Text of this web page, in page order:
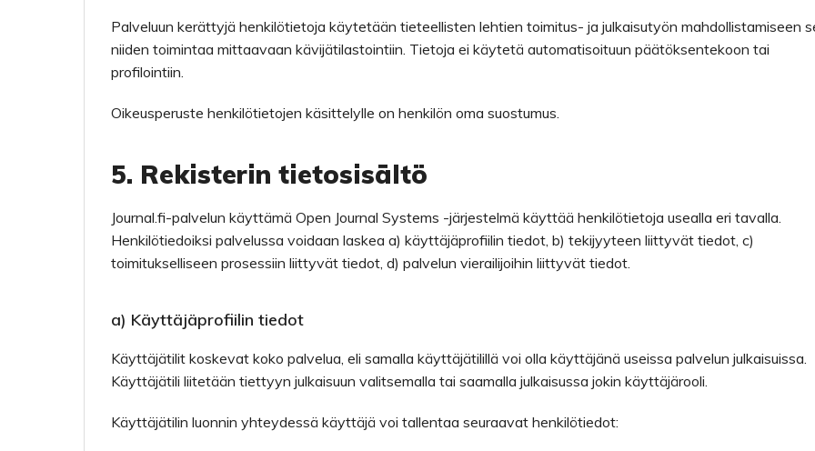
Palveluun kerättyjä henkilötietoja käytetään tieteellisten lehtien toimitus- ja julkaisutyön mahdollistamiseen
niiden toimintaa mittaavaan kävijätilastointiin. Tietoja ei käytetä automatisoituun päätöksentekoon tai
profilointiin.
Oikeusperuste henkilötietojen käsittelylle on henkilön oma suostumus.
5. Rekisterin tietosisältö
Journal.fi-palvelun käyttämä Open Journal Systems -järjestelmä käyttää henkilötietoja usealla eri tavalla.
Henkilötiedoiksi palvelussa voidaan laskea a) käyttäjäprofiilin tiedot, b) tekijyyteen liittyvät tiedot, c)
toimitukselliseen prosessiin liittyvät tiedot, d) palvelun vierailijoihin liittyvät tiedot.
a) Käyttäjäprofiilin tiedot
Käyttäjätilit koskevat koko palvelua, eli samalla käyttäjätilillä voi olla käyttäjänä useissa palvelun julkaisuissa.
Käyttäjätili liitetään tiettyyn julkaisuun valitsemalla tai saamalla julkaisussa jokin käyttäjärooli.
Käyttäjätilin luonnin yhteydessä käyttäjä voi tallentaa seuraavat henkilötiedot: